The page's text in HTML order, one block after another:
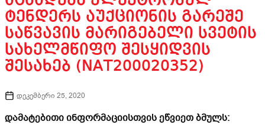
ᲢᲔᲜᲓᲔᲠᲡ ᲐᲣᲥᲪᲘᲝᲜᲘᲡ ᲒᲐᲠᲔᲨᲔ
ᲡᲐᲬᲕᲐᲕᲘᲡ ᲛᲐᲠᲘᲒᲔᲑᲔᲚᲘ ᲡᲕᲔᲢᲘᲡ
ᲡᲐᲮᲔᲚᲛᲬᲘᲤᲝ ᲨᲔᲡᲧᲘᲓᲕᲘᲡ
ᲨᲔᲡᲐᲮᲔᲑ (NAT200020352)
დეკემბერი 25, 2020
დამატებითი ინფორმაციისთვის ეწვიეთ ბმულს: